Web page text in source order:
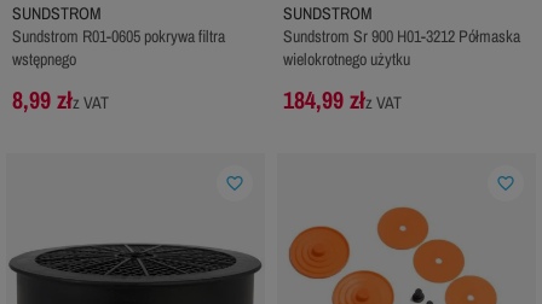
SUNDSTROM
Sundstrom R01-0605 pokrywa filtra
wstępnego
8,99 złz VAT
SUNDSTROM
Sundstrom Sr 900 H01-3212 Półmaska
wielokrotnego użytku
184,99 złz VAT
favorite_border favorite_border